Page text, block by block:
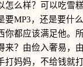
么样？可以吃雪
要MP3，还是要什
你都应该满足他。
来？由俭入奢易，
打妈妈，不给钱就